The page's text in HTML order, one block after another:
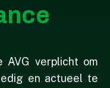
AVG verplicht om
en actueel te